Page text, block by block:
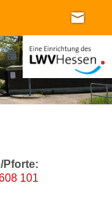
Pforte:
101